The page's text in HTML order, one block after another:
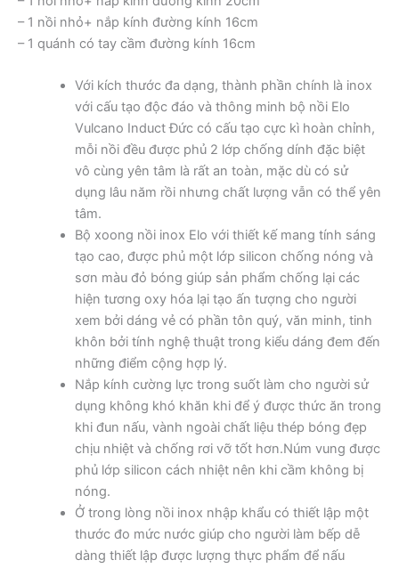
– 1 nồi nhỏ+ nắp kính đường kính 16cm
– 1 quánh có tay cầm đường kính 16cm
Với kích thước đa dạng, thành phần chính là inox
với cấu tạo độc đáo và thông minh bộ nồi Elo
Vulcano Induct Đức có cấu tạo cực kì hoàn chỉnh,
mỗi nồi đều được phủ 2 lớp chống dính đặc biệt
vô cùng yên tâm là rất an toàn, mặc dù có sử
dụng lâu năm rồi nhưng chất lượng vẫn có thể yên
tâm.
Bộ xoong nồi inox Elo với thiết kế mang tính sáng
tạo cao, được phủ một lớp silicon chống nóng và
sơn màu đỏ bóng giúp sản phẩm chống lại các
hiện tương oxy hóa lại tạo ấn tượng cho người
xem bởi dáng vẻ có phần tôn quý, văn minh, tinh
khôn bởi tính nghệ thuật trong kiểu dáng đem đến
những điểm cộng hợp lý.
Nắp kính cường lực trong suốt làm cho người sử
dụng không khó khăn khi để ý được thức ăn trong
khi đun nấu, vành ngoài chất liệu thép bóng đẹp
chịu nhiệt và chống rơi vỡ tốt hơn.Núm vung được
phủ lớp silicon cách nhiệt nên khi cầm không bị
nóng.
Ở trong lòng nồi inox nhập khẩu có thiết lập một
thước đo mức nước giúp cho người làm bếp dễ
dàng thiết lập được lượng thực phẩm để nấu